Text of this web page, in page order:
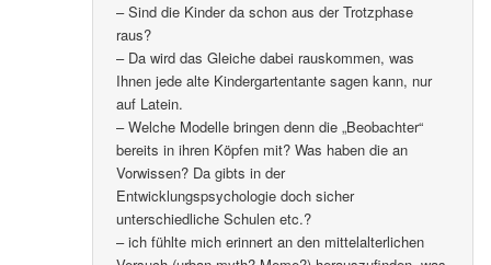
– Sind die Kinder da schon aus der Trotzphase
raus?
– Da wird das Gleiche dabei rauskommen, was
Ihnen jede alte Kindergartentante sagen kann, nur
auf Latein.
– Welche Modelle bringen denn die „Beobachter“
bereits in ihren Köpfen mit? Was haben die an
Vorwissen? Da gibts in der
Entwicklungspsychologie doch sicher
unterschiedliche Schulen etc.?
– ich fühlte mich erinnert an den mittelalterlichen